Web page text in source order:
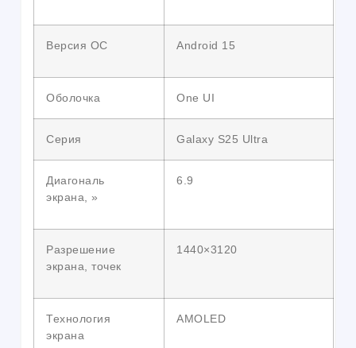
Версия ОС Android 15
Оболочка One UI
Серия Galaxy S25 Ultra
Диагональ
экрана, »
6.9
Разрешение
экрана, точек
1440×3120
Технология
экрана
AMOLED